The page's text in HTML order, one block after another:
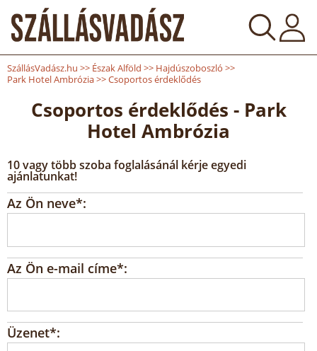
SzállásVadász.hu >> Észak Alföld >> Hajdúszoboszló >>
Park Hotel Ambrózia>>Csoportos érdeklődés
Csoportos érdeklődés - Park
Hotel Ambrózia
10 vagy több szoba foglalásánál kérje egyedi
ajánlatunkat!
Az Ön neve*:
Az Ön e-mail címe*:
Üzenet*: